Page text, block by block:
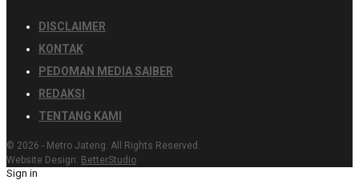
DISCLAIMER
KONTAK
PEDOMAN MEDIA SAIBER
REDAKSI
TENTANG KAMI
© 2026 - Metro Jateng. All Rights Reserved.
Website Design: BetterStudio
Sign in